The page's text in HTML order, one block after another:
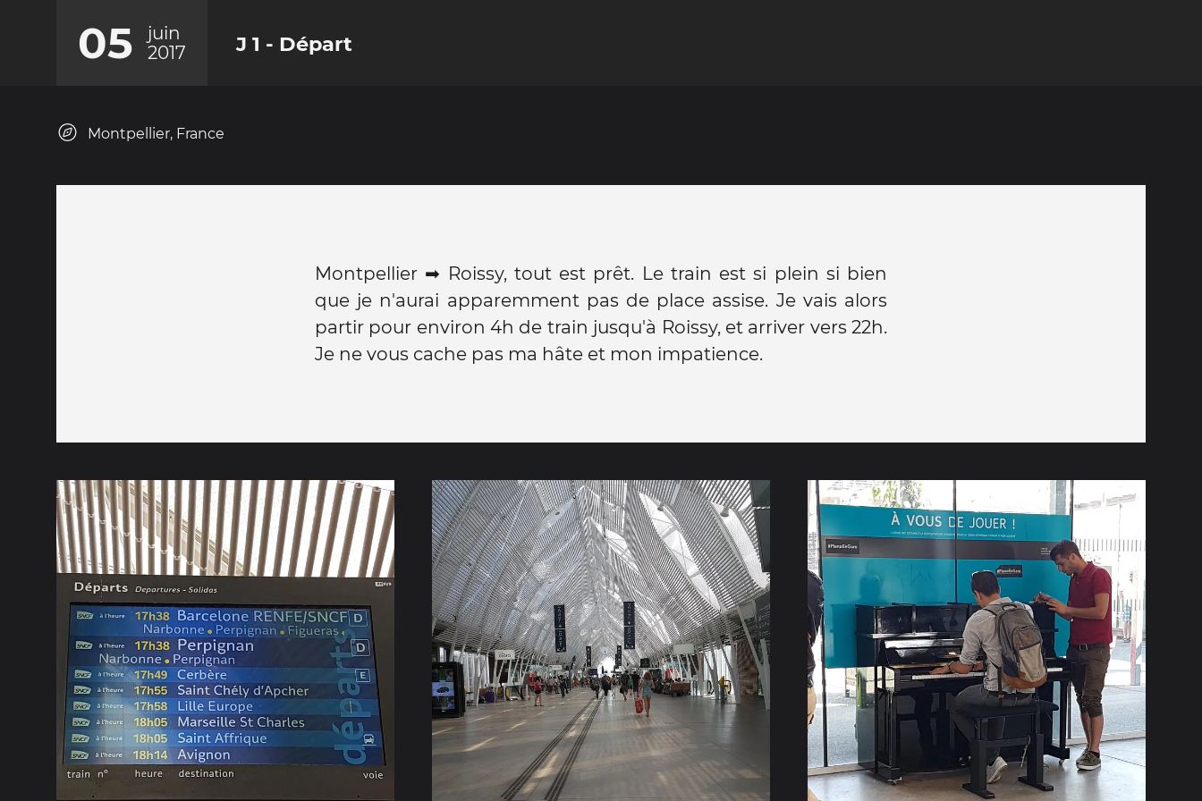
05
juin
2017
J 1 - Départ
Montpellier, France
Montpellier ➡ Roissy, tout est prêt. Le train est si plein si bien
que je n'aurai apparemment pas de place assise. Je vais alors
partir pour environ 4h de train jusqu'à Roissy, et arriver vers 22h.
Je ne vous cache pas ma hâte et mon impatience.